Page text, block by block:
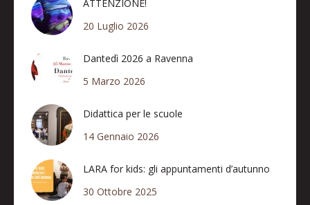
ATTENZIONE!
20 Luglio 2026
Dantedì 2026 a Ravenna
5 Marzo 2026
Didattica per le scuole
14 Gennaio 2026
LARA for kids: gli appuntamenti d’autunno
30 Ottobre 2025